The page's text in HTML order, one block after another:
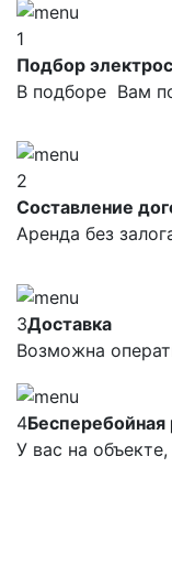
1
Подбор
В подборе Вам
2
Составление
Аренда без
3Доставка
Возможна
4Бесперебойная
У вас на